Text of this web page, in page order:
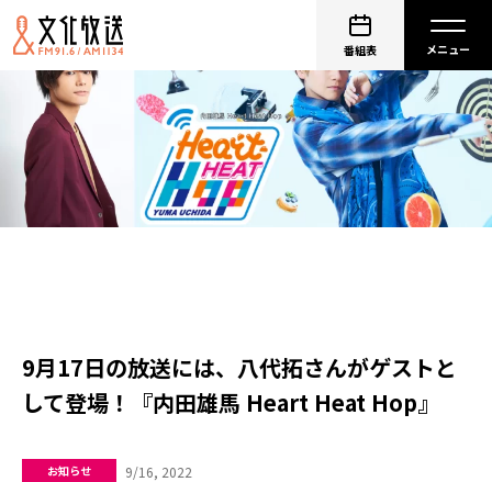
番組表
9月17日の放送には、八代拓さんがゲストと
して登場！『内田雄馬 Heart Heat Hop』
お知らせ 9/16, 2022